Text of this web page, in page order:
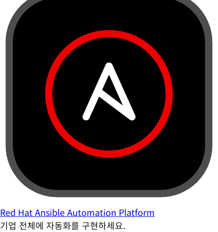
Red Hat Ansible Automation Platform
기업 전체에 자동화를 구현하세요.